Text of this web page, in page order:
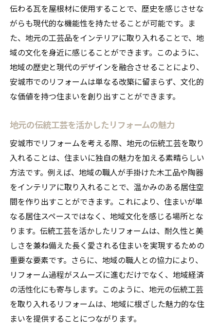
伝わる瓦を屋根材に使用することで、歴史を感じさせな
がらも現代的な機能性を持たせることが可能です。ま
た、地元の工芸品をインテリアに取り入れることで、地
域の文化を身近に感じることができます。このように、
地域の歴史と現代のデザインを融合させることにより、
安城市でのリフォームは単なる改築に留まらず、文化的
な価値を持つ住まいを創り出すことができます。
地元の伝統工芸を活かしたリフォームの魅力
安城市でリフォームを考える際、地元の伝統工芸を取り
入れることは、住まいに独自の魅力を加える素晴らしい
方法です。例えば、地域の職人が手掛けた木工品や陶器
をインテリアに取り入れることで、温かみのある居住空
間を作り出すことができます。これにより、住まいが単
なる居住スペースではなく、地域文化を感じる場所とな
ります。伝統工芸を活かしたリフォームは、耐久性と美
しさを兼ね備えた長く愛される住まいを実現するための
重要な要素です。さらに、地域の職人との協力により、
リフォーム過程がスムーズに進むだけでなく、地域経済
の活性化にも寄与します。このように、地元の伝統工芸
を取り入れるリフォームは、地域に根ざした魅力的な住
まいを提供することにつながります。